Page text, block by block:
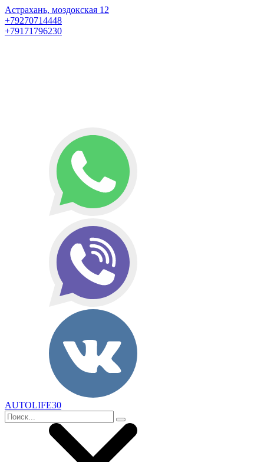
Астрахань, моздокская 12
+79270714448
+79171796230
AUTOLIFE30